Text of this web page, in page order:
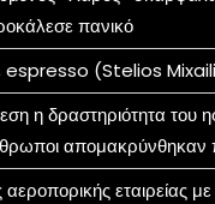
πανικό
espresso (Stelios
η δραστηριότητα του
απομακρύνθηκαν
εταιρείας